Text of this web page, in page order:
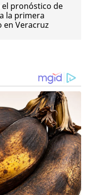
el pronóstico de
la primera
en Veracruz